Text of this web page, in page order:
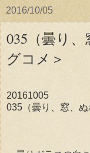
2016/10/05
035（曇り
グコメ＞
20161005
035（曇り、窓、